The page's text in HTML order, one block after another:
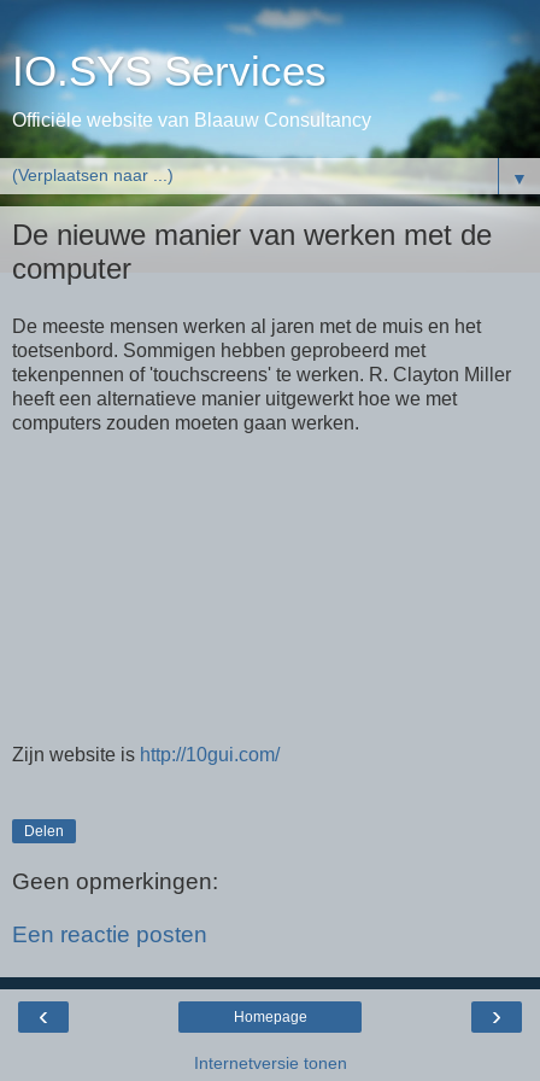
IO.SYS Services
Officiële website van Blaauw Consultancy
▼
De nieuwe manier van werken met de
computer
De meeste mensen werken al jaren met de muis en het
toetsenbord. Sommigen hebben geprobeerd met
tekenpennen of 'touchscreens' te werken. R. Clayton Miller
heeft een alternatieve manier uitgewerkt hoe we met
computers zouden moeten gaan werken.
Zijn website is http://10gui.com/
Delen
Geen opmerkingen:
Een reactie posten
‹ ›
Homepage
Internetversie tonen